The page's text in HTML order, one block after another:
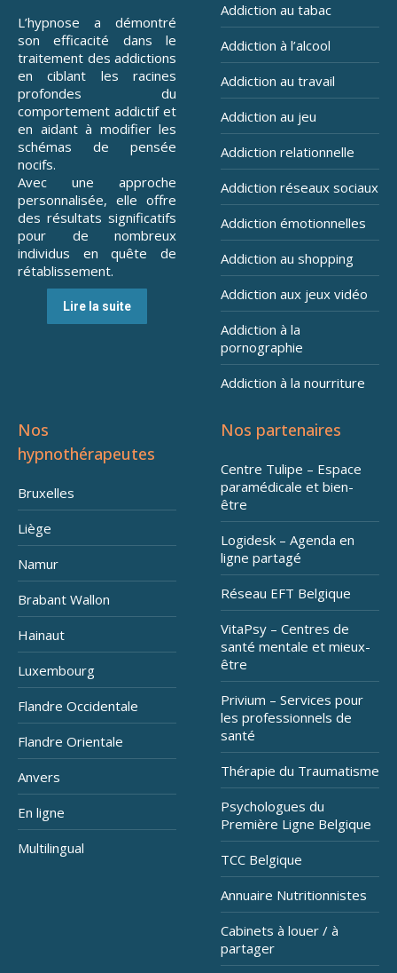
L’hypnose a démontré
son efficacité dans le
traitement des addictions
en ciblant les racines
profondes du
comportement addictif et
en aidant à modifier les
schémas de pensée
nocifs.
Avec une approche
personnalisée, elle offre
des résultats significatifs
pour de nombreux
individus en quête de
rétablissement.
Lire la suite
Addiction au tabac
Addiction à l’alcool
Addiction au travail
Addiction au jeu
Addiction relationnelle
Addiction réseaux sociaux
Addiction émotionnelles
Addiction au shopping
Addiction aux jeux vidéo
Addiction à la
pornographie
Addiction à la nourriture
Nos
hypnothérapeutes
Bruxelles
Liège
Namur
Brabant Wallon
Hainaut
Luxembourg
Flandre Occidentale
Flandre Orientale
Anvers
En ligne
Multilingual
Nos partenaires
Centre Tulipe – Espace
paramédicale et bien-
être
Logidesk – Agenda en
ligne partagé
Réseau EFT Belgique
VitaPsy – Centres de
santé mentale et mieux-
être
Privium – Services pour
les professionnels de
santé
Thérapie du Traumatisme
Psychologues du
Première Ligne Belgique
TCC Belgique
Annuaire Nutritionnistes
Cabinets à louer / à
partager